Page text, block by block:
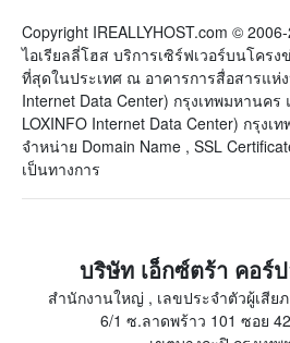
Copyright IREALLYHOST.com ©
ไอเรียลลี่โฮส บริการเซิร์ฟเวอร์บนโครง
ที่สุดในประเทศ ณ อาคารการสื่อสารแห่
Internet Data Center) กรุงเทพมหานคร
LOXINFO Internet Data Center) กรุง
จำหน่าย Domain Name , SSL
เป็นทางการ
บริษัท เอ็กซ์ตร้า คอร์
สำนักงานใหญ่ , เลขประจำตัวผู้เสีย
6/1 ซ.ลาดพร้าว 101 ซอย